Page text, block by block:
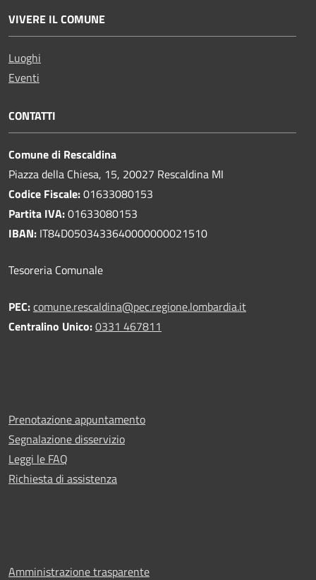
VIVERE IL COMUNE
Luoghi
Eventi
CONTATTI
Comune di Rescaldina
Piazza della Chiesa, 15, 20027 Rescaldina MI
Codice Fiscale:01633080153
Partita IVA:01633080153
IBAN: IT84D0503433640000000021510
Tesoreria Comunale
PEC:comune.rescaldina@pec.regione.lombardia.it
Centralino Unico:0331 467811
Prenotazione appuntamento
Segnalazione disservizio
Leggi le FAQ
Richiesta di assistenza
Amministrazione trasparente